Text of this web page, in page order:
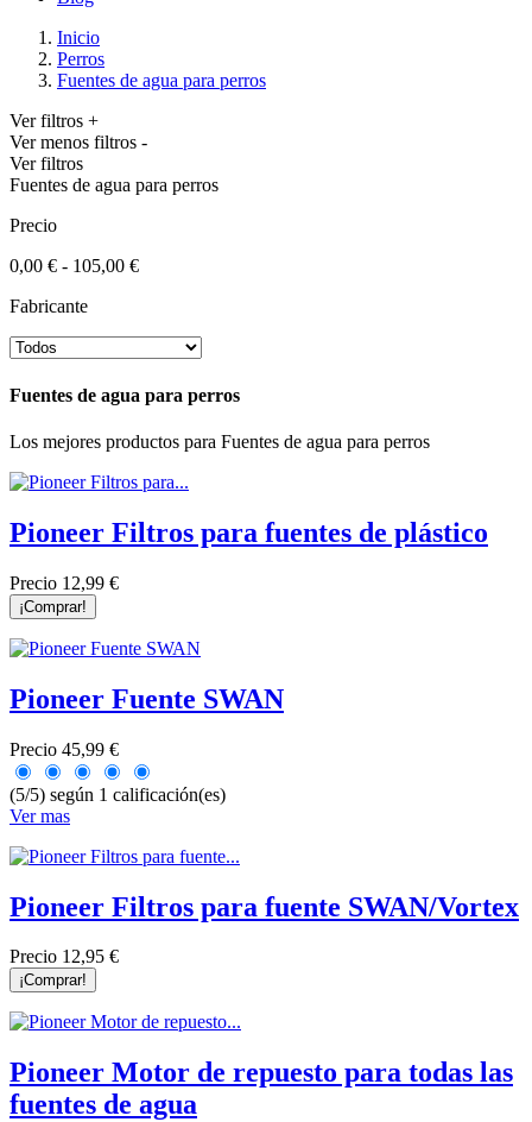
Inicio
Perros
Fuentes de agua para perros
Ver filtros +
Ver menos filtros -
Ver filtros
Fuentes de agua para perros
Precio
0,00 € - 105,00 €
Fabricante
Fuentes de agua para perros
Los mejores productos para Fuentes de agua para perros
Pioneer Filtros para fuentes de plástico
Precio 12,99 €
¡Comprar!
Pioneer Fuente SWAN
Precio 45,99 €
(5/5) según 1 calificación(es)
Ver mas
Pioneer Filtros para fuente SWAN/Vortex
Precio 12,95 €
¡Comprar!
Pioneer Motor de repuesto para todas las
fuentes de agua